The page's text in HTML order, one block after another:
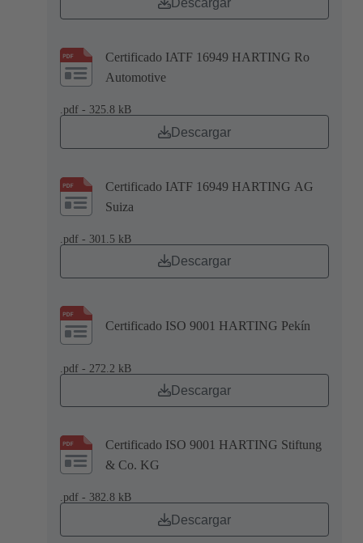
Descargar
Certificado IATF 16949 HARTING Ro
Automotive
.pdf - 325.8 kB
Descargar
Certificado IATF 16949 HARTING AG
Suiza
.pdf - 301.5 kB
Descargar
Certificado ISO 9001 HARTING Pekín
.pdf - 272.2 kB
Descargar
Certificado ISO 9001 HARTING Stiftung
& Co. KG
.pdf - 382.8 kB
Descargar